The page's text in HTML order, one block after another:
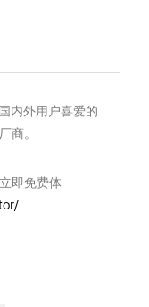
内外用户喜爱的
商。
即免费体